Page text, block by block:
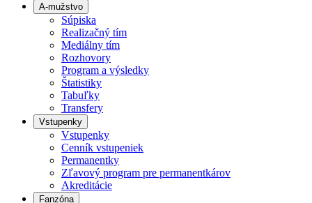
A-mužstvo
Súpiska
Realizačný tím
Mediálny tím
Rozhovory
Program a výsledky
Štatistiky
Tabuľky
Transfery
Vstupenky
Vstupenky
Cenník vstupeniek
Permanentky
Zľavový program pre permanentkárov
Akreditácie
Fanzóna